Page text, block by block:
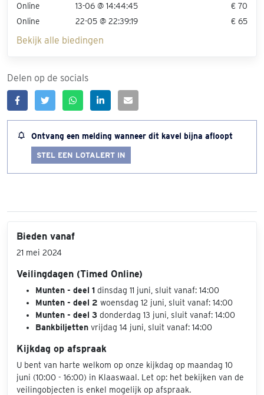
Online
13-06 @ 14:44:45
€ 70
Online
22-05 @ 22:39:19 € 65
Bekijk alle biedingen
Delen op de socials
Ontvang een melding wanneer dit kavel bijna afloopt
STEL EEN LOTALERT IN
Bieden vanaf
21 mei 2024
Veilingdagen (Timed Online)
Munten - deel 1 dinsdag 11 juni, sluit vanaf: 14:00
Munten - deel 2 woensdag 12 juni, sluit vanaf: 14:00
Munten - deel 3 donderdag 13 juni, sluit vanaf: 14:00
Bankbiljetten vrijdag 14 juni, sluit vanaf: 14:00
Kijkdag op afspraak
U bent van harte welkom op onze kijkdag op maandag 10
juni (10:00 - 16:00) in Klaaswaal. Let op: het bekijken van de
veilingobjecten is enkel mogelijk op afspraak.